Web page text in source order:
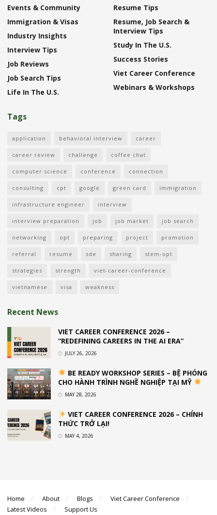
Events & Community
Immigration & Visas
Industry Insights
Interview Tips
Job Reviews
Job Search Tips
Life In The U.S.
Resume Tips
Resume, Job Search &
Interview Tips
Study In The U.S.
Success Stories
Viet Career Conference
Webinars & Workshops
Tags
application behavioral interview career
career review challenge coffee chat
computer science conference connection
consulting cpt google green card immigration
infrastructure engineer interview
interview preparation job job market job search
networking opt preparing project promotion
referral resume sde sharing stem-opt
strategies strength viet-career-conference
vietnamese visa weakness
Recent News
VIET CAREER CONFERENCE 2026 –
“REDEFINING CAREERS IN THE AI ERA”
JULY 26, 2026
BE READY WORKSHOP SERIES – BỆ PHÓNG
CHO HÀNH TRÌNH NGHỀ NGHIỆP TẠI MỸ
MAY 28, 2026
VIET CAREER CONFERENCE 2026 – CHÍNH
THỨC TRỞ LẠI!
MAY 4, 2026
Home About Blogs
Viet Career Conference
Latest Videos
Support Us